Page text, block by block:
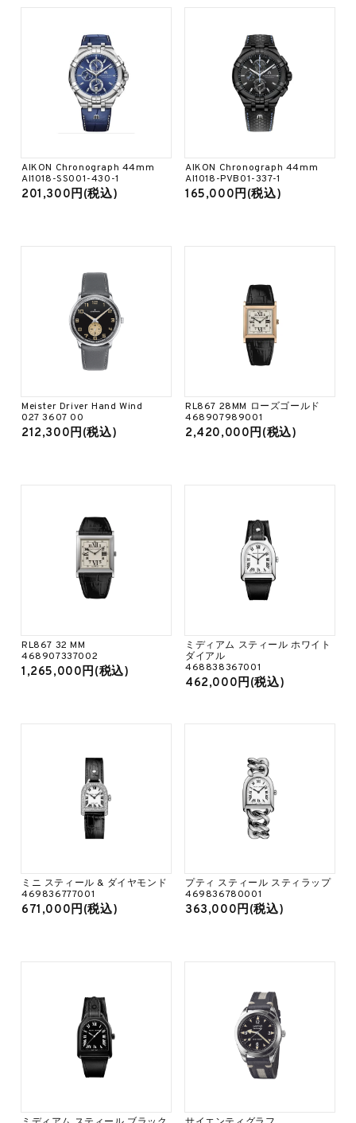
AIKON Chronograph 44mm
AI1018-SS001-430-1
201,300円(税込)
AIKON Chronograph 44mm
AI1018-PVB01-337-1
165,000円(税込)
Meister Driver Hand Wind
027 3607 00
212,300円(税込)
RL867 28MM ローズゴールド
468907989001
2,420,000円(税込)
RL867 32 MM
468907337002
1,265,000円(税込)
ミディアム スティール ホワイト
ダイアル
468838367001
462,000円(税込)
ミニ スティール & ダイヤモンド
469836777001
671,000円(税込)
プティ スティール スティラップ
469836780001
363,000円(税込)